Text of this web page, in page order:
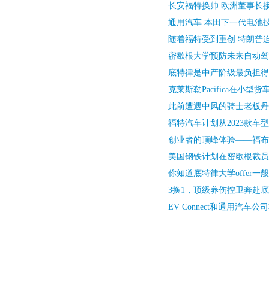
长安福特换帅 欧洲董事长
通用汽车 本田下一代电池
随着福特受到重创 特朗普
密歇根大学预防未来自动
底特律是中产阶级最负担
克莱斯勒Pacifica在小型货
此前遭遇中风的骑士老板
福特汽车计划从2023款车
创业者的顶峰体验——福布
美国钢铁计划在密歇根裁
你知道底特律大学offer一
3换1，顶级养伤控卫奔赴
EV Connect和通用汽车公